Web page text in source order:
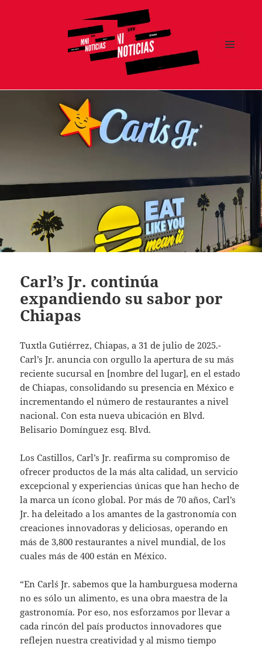
Carl’s Jr. continúa
expandiendo su sabor por
Chiapas
Tuxtla Gutiérrez, Chiapas, a 31 de julio de 2025.-
Carl’s Jr. anuncia con orgullo la apertura de su más
reciente sucursal en [nombre del lugar], en el estado
de Chiapas, consolidando su presencia en México e
incrementando el número de restaurantes a nivel
nacional. Con esta nueva ubicación en Blvd.
Belisario Domínguez esq. Blvd.
Los Castillos, Carl’s Jr. reafirma su compromiso de
ofrecer productos de la más alta calidad, un servicio
excepcional y experiencias únicas que han hecho de
la marca un ícono global. Por más de 70 años, Carl’s
Jr. ha deleitado a los amantes de la gastronomía con
creaciones innovadoras y deliciosas, operando en
más de 3,800 restaurantes a nivel mundial, de los
cuales más de 400 están en México.
“En Carl´s Jr. sabemos que la hamburguesa moderna
no es sólo un alimento, es una obra maestra de la
gastronomía. Por eso, nos esforzamos por llevar a
cada rincón del país productos innovadores que
reflejen nuestra creatividad y al mismo tiempo